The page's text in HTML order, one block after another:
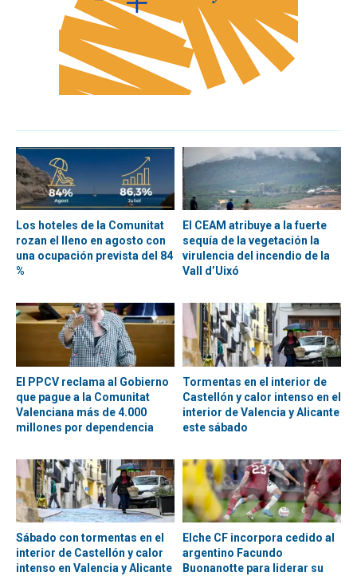
Los hoteles de la Comunitat
rozan el lleno en agosto con
una ocupación prevista del 84
%
El CEAM atribuye a la fuerte
sequía de la vegetación la
virulencia del incendio de la
Vall d’Uixó
El PPCV reclama al Gobierno
que pague a la Comunitat
Valenciana más de 4.000
millones por dependencia
Tormentas en el interior de
Castellón y calor intenso en el
interior de Valencia y Alicante
este sábado
Sábado con tormentas en el
interior de Castellón y calor
intenso en Valencia y Alicante
Elche CF incorpora cedido al
argentino Facundo
Buonanotte para liderar su